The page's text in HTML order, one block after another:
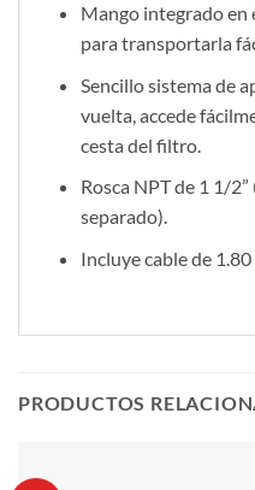
Mango integrado en
para transportarla
Sencillo sistema de
vuelta, accede
cesta del filtro.
Rosca NPT de 1 1/
separado).
Incluye cable de
PRODUCTOS